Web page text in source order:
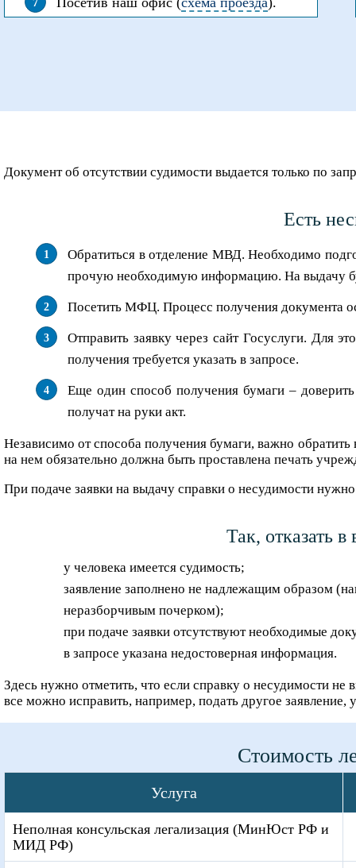
Документ об отсутствии судимости выдается только по
Есть
Обратиться в отделение МВД. Необходимо
прочую необходимую информацию. На выдачу
Посетить МФЦ. Процесс получения документа
Отправить заявку через сайт Госуслуги. Для
получения требуется указать в запросе.
Еще один способ получения бумаги –
получат на руки акт.
Независимо от способа получения бумаги, важно
на нем обязательно должна быть проставлена печать
При подаче заявки на выдачу справки о несудимости
Так, отказать
у человека имеется судимость;
заявление заполнено не надлежащим образом
неразборчивым почерком);
при подаче заявки отсутствуют необходимые
в запросе указана недостоверная информация.
Здесь нужно отметить, что если справку о несудимости не
все можно исправить, например, подать другое
Стоимость
Услуга
Неполная консульская легализация (МинЮст РФ и
МИД РФ)